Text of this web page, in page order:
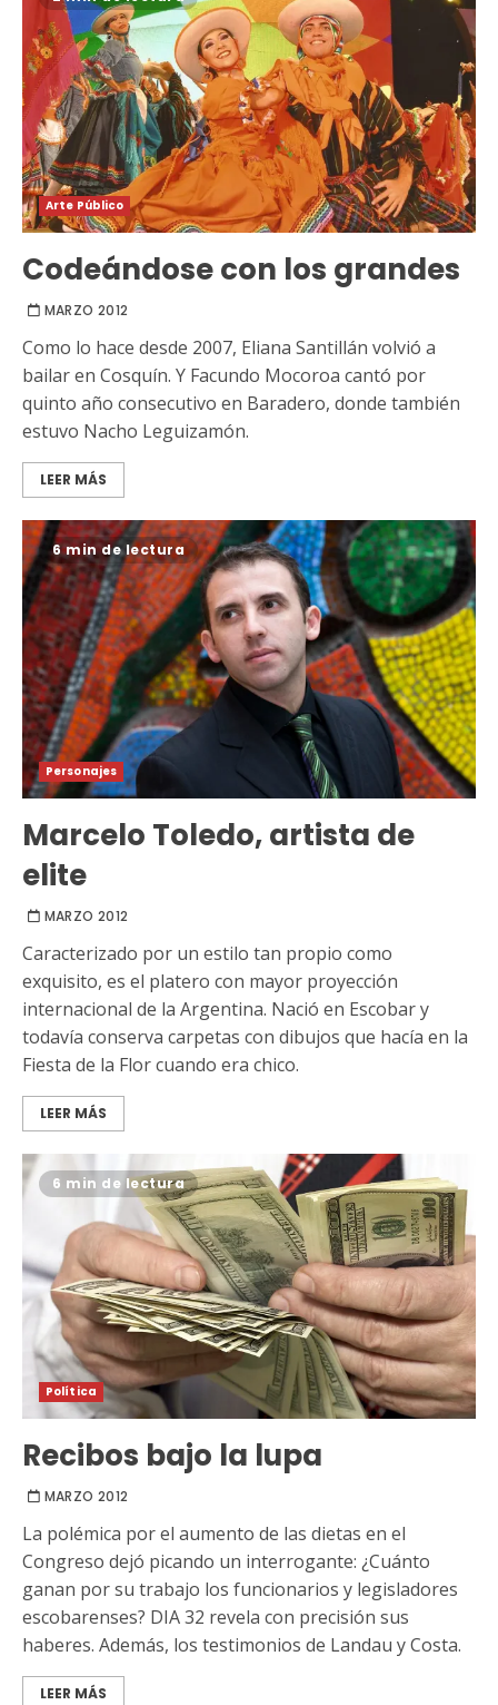
Arte Público
Codeándose con los grandes
MARZO 2012
Como lo hace desde 2007, Eliana Santillán volvió a
bailar en Cosquín. Y Facundo Mocoroa cantó por
quinto año consecutivo en Baradero, donde también
estuvo Nacho Leguizamón.
LEER MÁS
6 min de lectura
Personajes
Marcelo Toledo, artista de
elite
MARZO 2012
Caracterizado por un estilo tan propio como
exquisito, es el platero con mayor proyección
internacional de la Argentina. Nació en Escobar y
todavía conserva carpetas con dibujos que hacía en la
Fiesta de la Flor cuando era chico.
LEER MÁS
6 min de lectura
Política
Recibos bajo la lupa
MARZO 2012
La polémica por el aumento de las dietas en el
Congreso dejó picando un interrogante: ¿Cuánto
ganan por su trabajo los funcionarios y legisladores
escobarenses? DIA 32 revela con precisión sus
haberes. Además, los testimonios de Landau y Costa.
LEER MÁS